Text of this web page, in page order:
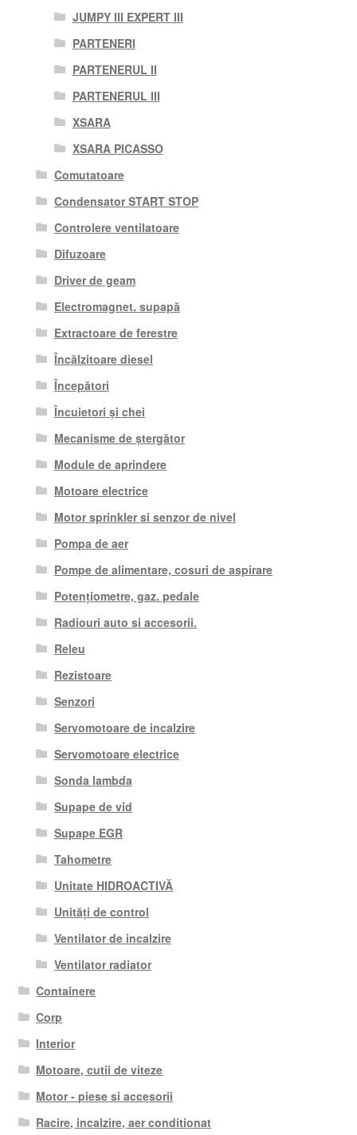
JUMPY III EXPERT III
PARTENERI
PARTENERUL II
PARTENERUL III
XSARA
XSARA PICASSO
Comutatoare
Condensator START STOP
Controlere ventilatoare
Difuzoare
Driver de geam
Electromagnet. supapă
Extractoare de ferestre
Încălzitoare diesel
Începători
Încuietori și chei
Mecanisme de ștergător
Module de aprindere
Motoare electrice
Motor sprinkler si senzor de nivel
Pompa de aer
Pompe de alimentare, cosuri de aspirare
Potențiometre, gaz. pedale
Radiouri auto si accesorii.
Releu
Rezistoare
Senzori
Servomotoare de incalzire
Servomotoare electrice
Sonda lambda
Supape de vid
Supape EGR
Tahometre
Unitate HIDROACTIVĂ
Unități de control
Ventilator de incalzire
Ventilator radiator
Containere
Corp
Interior
Motoare, cutii de viteze
Motor - piese si accesorii
Racire, incalzire, aer conditionat